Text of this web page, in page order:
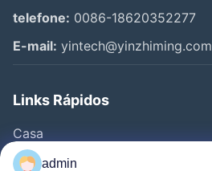
telefone: 0086-18620352277
E-mail: yintech@yinzhiming.com
Links Rápidos
Casa
Produtos
admin